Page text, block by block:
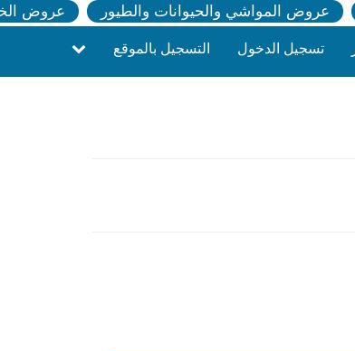
عروض المواشي والحيوانات والطيور عروض
تسجيل الدخول التسجيل بالموقع